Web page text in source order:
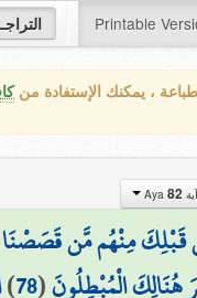
Printable
، يمكنك الإستفادة من
آية Aya 82
قَبْلِكَ مِنْهُم مَّن
الْمُبْطِلُونَ(
78
)